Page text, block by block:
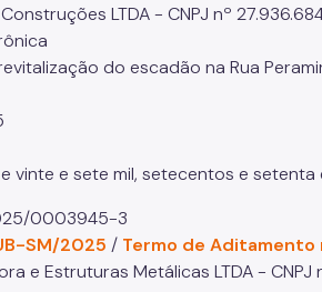
LTDA - CNPJ nº
do escadão na Rua
vinte e sete mil, setecentos e
0003945-3
SM/2025 / Termo de
e Estruturas Metálicas LTDA -